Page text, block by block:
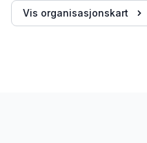
Vis organisasjonskart